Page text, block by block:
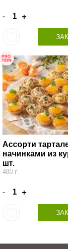
- +
Ассорти
начинками из
шт.
480 г
- +